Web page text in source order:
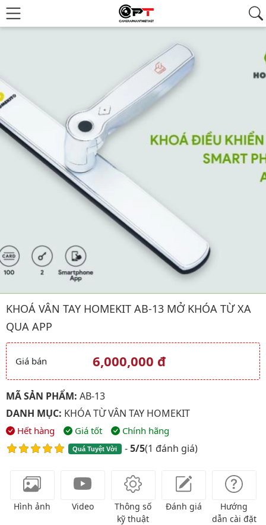
Hình ảnh đại diện của sản phẩm Khoá vân tay HOMEKIT AB-13
KHOÁ VÂN TAY HOMEKIT AB-13 MỞ KHÓA TỪ XA
QUA APP
Giá và khuyến mãi
Giá bán 6,000,000 đ
MÃ SẢN PHẨM: AB-13
DANH MỤC: KHÓA TỪ VÂN TAY HOMEKIT
Hết hàng Giá tốt Chính hãng
Quá Tuyệt Vời -5/5(1 đánh giá)
Hình ảnh Video
Thông số
kỹ thuật
Đánh giá
Hướng
dẫn cài đặt